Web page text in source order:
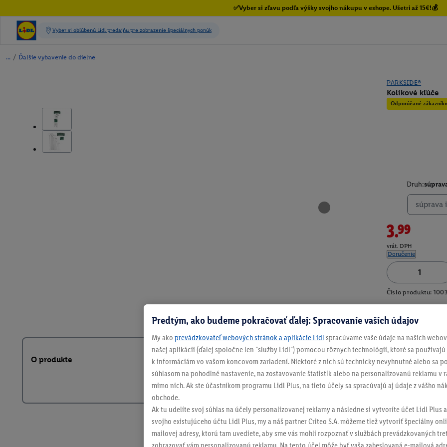
✅Vyber si zľavu podľa výšky svojho nákupu v eshope. Ušetri až 15€!💰
/ Ďalšie vybavenie do dielne
PARKSIDE®
Kolíkové kľúče
Odporúčané
Druh:
súprava
3.99
vrát. DPH
Doručenie
Číslo produktu:
O produkte
Predtým, ako budeme pokračovať ďalej: Spracovanie vašich údajov
My ako prevádzkovateľ webových stránok a aplikácie Lidl spracúvame vaše údaje na našich
našej aplikácii (ďalej spoločne len "služby Lidl") pomocou rôznych technológií, ktoré sa
k informáciám vo vašom koncovom zariadení. Niektoré z nich sú technicky nevyhnutné alebo sa
súhlasom na pohodlné nastavenie, na zostavovanie štatistík alebo na personalizovanú reklamu v
mimo nich. Ak ste účastníkom programu Lidl Plus, na tieto účely sa spracúvajú aj údaje z vášho
obchode.
Ak tu udelíte svoj súhlas na účely personalizovanej reklamy a následne si vytvoríte účet Lidl Plus
svojho existujúceho účtu Lidl Plus, my a náš partner Criteo S.A. môžeme tiež vytvoriť špeciálny
mailovej adresy, ktorú tam uvediete, aby sme vás mohli rozpoznať v službách prevádzkovaných